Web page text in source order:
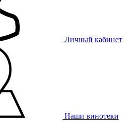
Личный кабинет
Наши винотеки